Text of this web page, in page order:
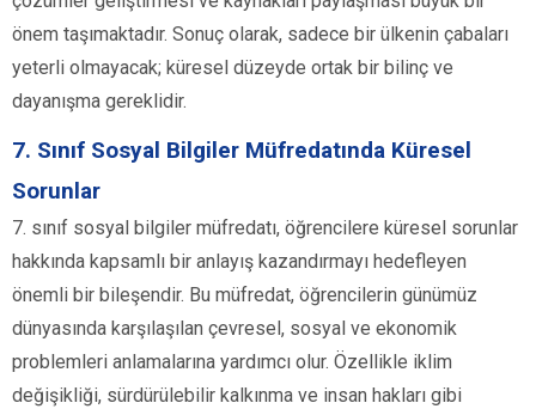
önem taşımaktadır. Sonuç olarak, sadece bir ülkenin çabaları
yeterli olmayacak; küresel düzeyde ortak bir bilinç ve
dayanışma gereklidir.
7. Sınıf Sosyal Bilgiler Müfredatında Küresel
Sorunlar
7. sınıf sosyal bilgiler müfredatı, öğrencilere küresel sorunlar
hakkında kapsamlı bir anlayış kazandırmayı hedefleyen
önemli bir bileşendir. Bu müfredat, öğrencilerin günümüz
dünyasında karşılaşılan çevresel, sosyal ve ekonomik
problemleri anlamalarına yardımcı olur. Özellikle iklim
değişikliği, sürdürülebilir kalkınma ve insan hakları gibi